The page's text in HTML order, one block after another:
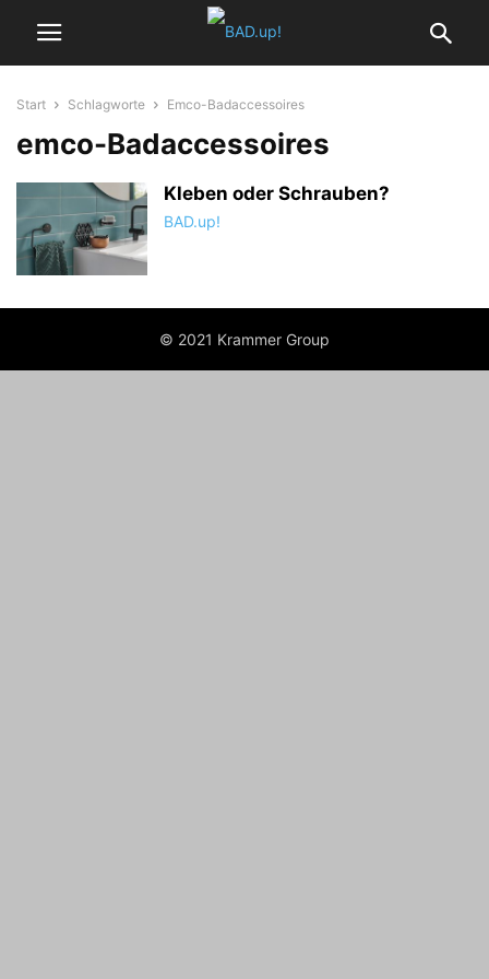
Start Schlagworte Emco-Badaccessoires
emco-Badaccessoires
Kleben oder Schrauben?
BAD.up!
© 2021 Krammer Group